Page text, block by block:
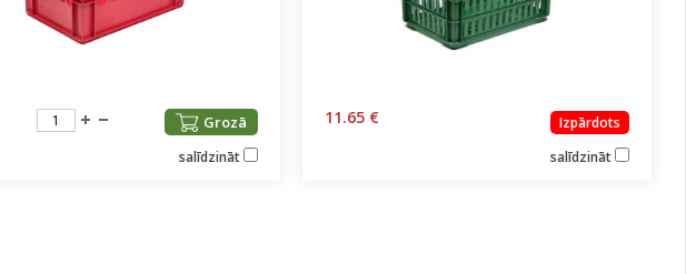
Grozā
salīdzināt
11.65 €
Izpārdots
salīdzināt